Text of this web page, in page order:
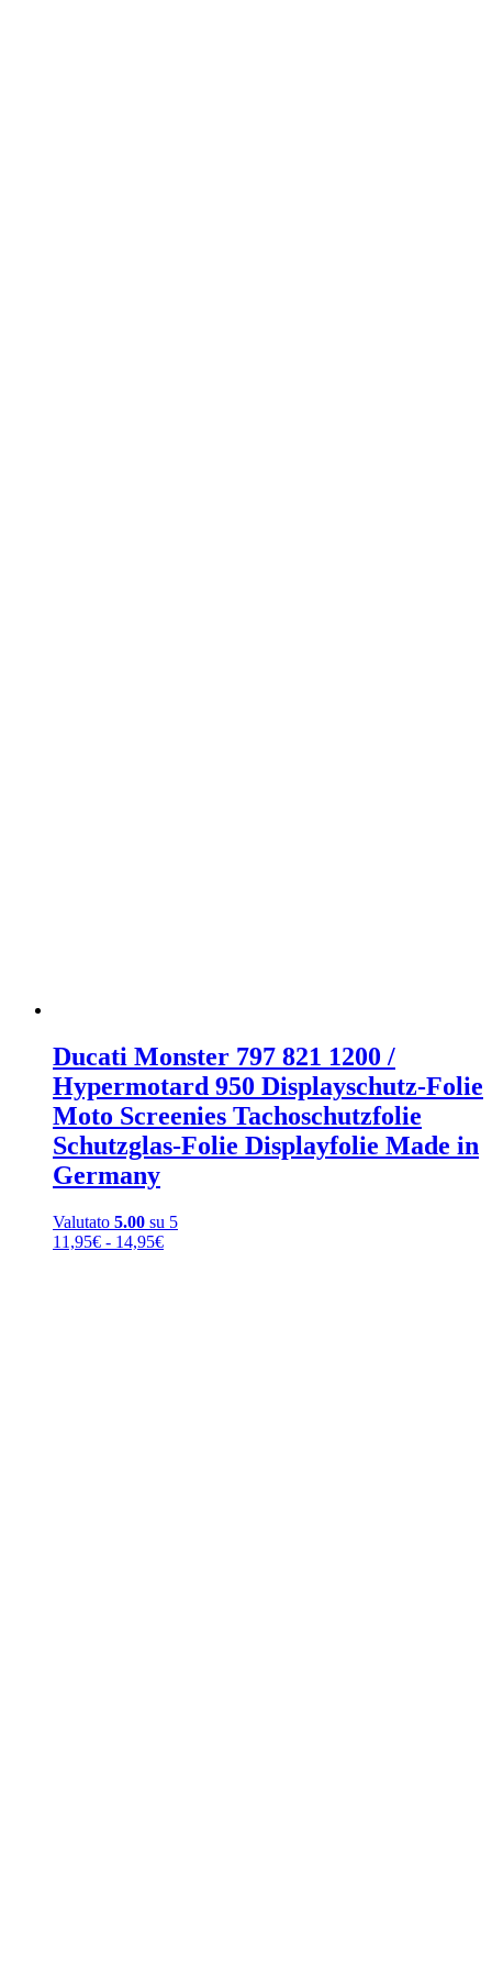
Ducati Monster 797 821 1200 /
Hypermotard 950 Displayschutz-Folie
Moto Screenies Tachoschutzfolie
Schutzglas-Folie Displayfolie Made in
Germany
Valutato 5.00 su 5
11,95€ - 14,95€Fascia